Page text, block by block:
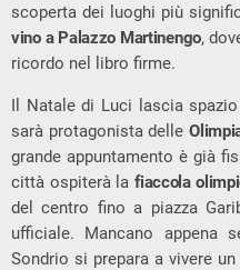
scoperta dei luoghi più
vino a Palazzo Martinengo,
ricordo nel libro firme.
Il Natale di Luci lascia
sarà protagonista delle
grande appuntamento è già
città ospiterà lafiaccola
del centro fino a piazza
ufficiale. Mancano appena
Sondrio si prepara a vivere